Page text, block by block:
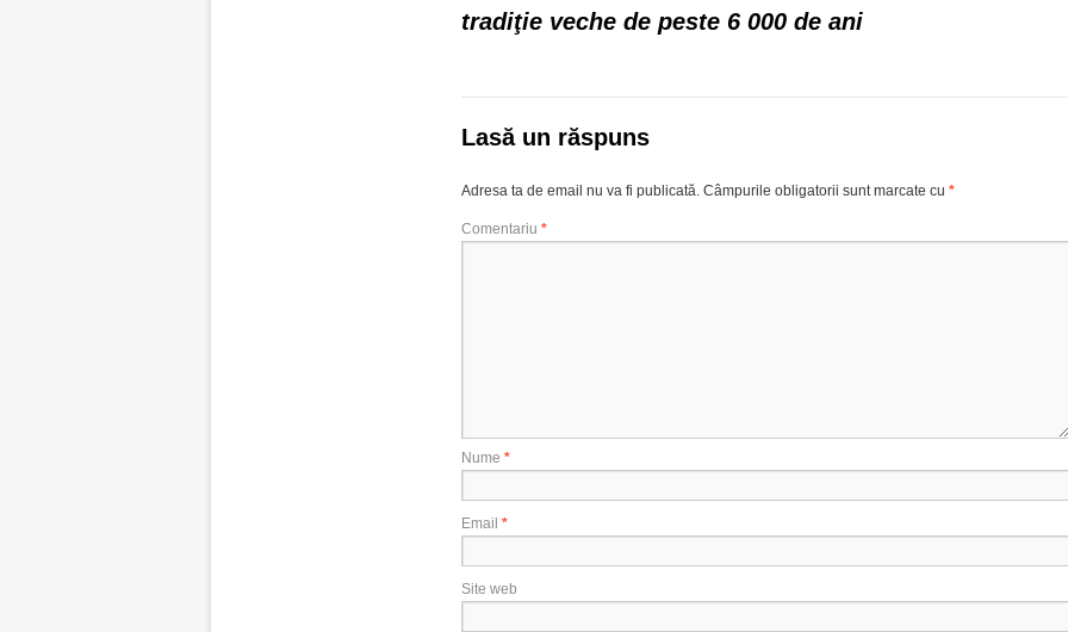
tradiţie veche de peste 6 000 de ani
Lasă un răspuns
Adresa ta de email nu va fi publicată. Câmpurile obligatorii sunt marcate cu *
Comentariu *
Nume *
Email *
Site web